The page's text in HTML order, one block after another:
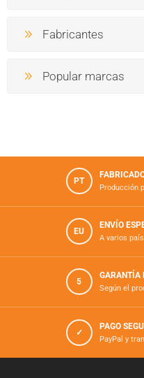
Fabricantes
Popular marcas
PT
Producción
EU
ENVÍO
A varios
5
GARANTÍA
Según el
✓
PAGO
PayPal y